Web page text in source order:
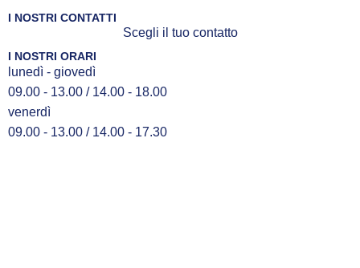
I NOSTRI CONTATTI
Scegli il tuo contatto
I NOSTRI ORARI
lunedì - giovedì
09.00 - 13.00 / 14.00 - 18.00
venerdì
09.00 - 13.00 / 14.00 - 17.30